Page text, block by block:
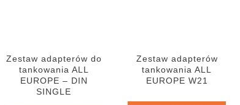
Zestaw adapterów do
tankowania ALL
EUROPE – DIN
SINGLE
Zestaw adapterów
tankowania ALL
EUROPE W21